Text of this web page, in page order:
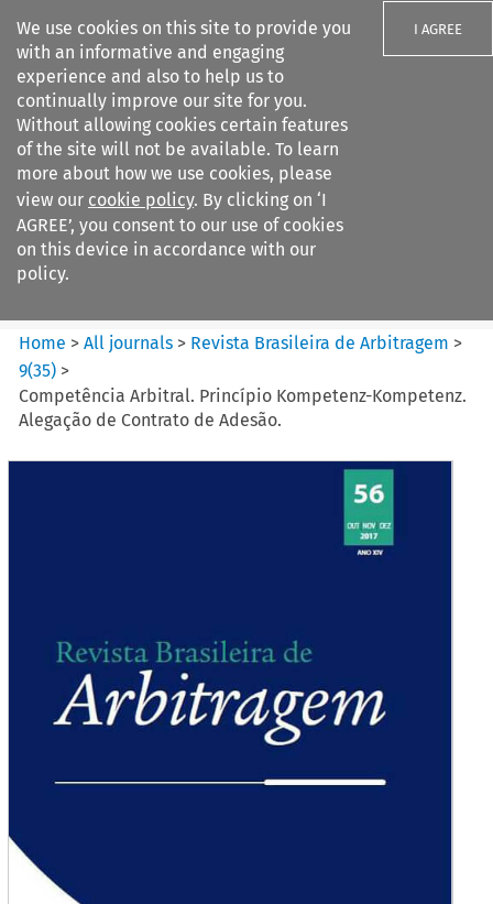
We use cookies on this site to provide you
with an informative and engaging
experience and also to help us to
continually improve our site for you.
Without allowing cookies certain features
of the site will not be available. To learn
more about how we use cookies, please
view our cookie policy. By clicking on ‘I
AGREE’, you consent to our use of cookies
on this device in accordance with our
policy.
I AGREE
Search filters
Revista Brasileira de
Arbitragem
Home >All journals > Revista Brasileira de Arbitragem >
9(35) >
Competência Arbitral. Princípio Kompetenz-Kompetenz.
Alegação de Contrato de Adesão.